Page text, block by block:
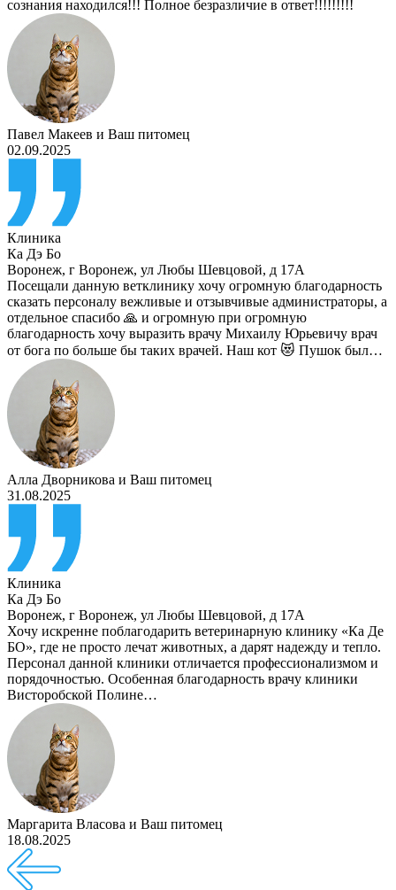
сознания находился!!! Полное безразличие в ответ!!!!!!!!!
Павел Макеев и Ваш питомец
02.09.2025
Клиника
Ка Дэ Бо
Воронеж, г Воронеж, ул Любы Шевцовой, д 17А
Посещали данную ветклинику хочу огромную благодарность
сказать персоналу вежливые и отзывчивые администраторы, а
отдельное спасибо 🙏 и огромную при огромную
благодарность хочу выразить врачу Михаилу Юрьевичу врач
от бога по больше бы таких врачей. Наш кот 😻 Пушок был…
Алла Дворникова и Ваш питомец
31.08.2025
Клиника
Ка Дэ Бо
Воронеж, г Воронеж, ул Любы Шевцовой, д 17А
Хочу искренне поблагодарить ветеринарную клинику «Ка Де
БО», где не просто лечат животных, а дарят надежду и тепло.
Персонал данной клиники отличается профессионализмом и
порядочностью. Особенная благодарность врачу клиники
Висторобской Полине…
Маргарита Власова и Ваш питомец
18.08.2025